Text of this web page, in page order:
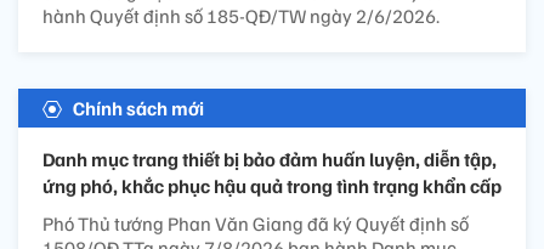
hành Quyết định số 185-QĐ/TW ngày 2/6/2026.
Chính sách mới
Danh mục trang thiết bị bảo đảm huấn luyện, diễn tập,
ứng phó, khắc phục hậu quả trong tình trạng khẩn cấp
Phó Thủ tướng Phan Văn Giang đã ký Quyết định số